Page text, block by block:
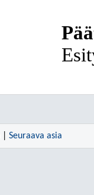
Seuraava asia